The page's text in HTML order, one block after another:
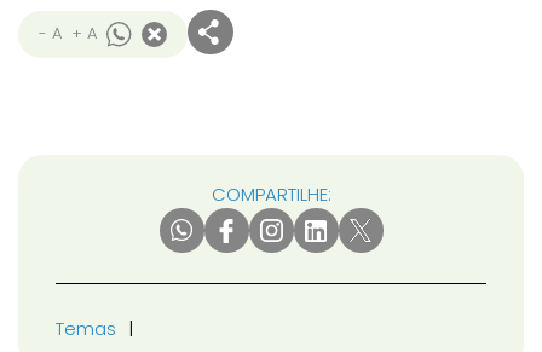
- A + A
COMPARTILHE:
Temas